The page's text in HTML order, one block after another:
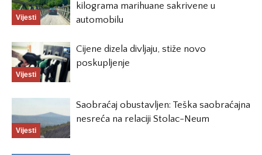
Vijesti
kilograma marihuane sakrivene u
automobilu
Vijesti
Cijene dizela divljaju, stiže novo
poskupljenje
Vijesti
Saobraćaj obustavljen: Teška saobraćajna
nesreća na relaciji Stolac-Neum